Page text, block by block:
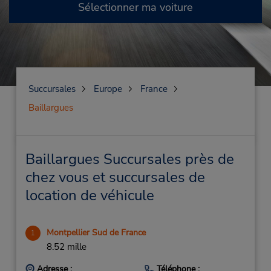
Sélectionner ma voiture
Succursales Europe
France
Baillargues
Baillargues Succursales près de
chez vous et succursales de
location de véhicule
1 Montpellier Sud de France
8.52 mille